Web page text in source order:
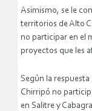
Asimismo, se le
territorios de Alto
no participar en el
proyectos que les
Según la
Chirripó no
en Salitre y